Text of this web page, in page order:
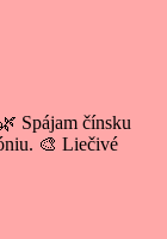
Spájam čínsku
🎨 Liečivé